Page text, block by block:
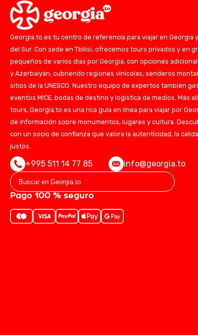
Georgia.to es tu centro de referencia para viajar en Georgia
del Sur. Con sede en Tbilisi, ofrecemos tours privados y en
pequeños de varios días por Georgia, con opciones
y Azerbaiyán, cubriendo regiones vinícolas, senderos
sitios de la UNESCO. Nuestro equipo de expertos también
eventos MICE, bodas de destino y logística de medios. Más
tours, Georgia.to es una rica guía en línea para viajar por
de información sobre monumentos, lugares y cultura.
con un socio de confianza que valora la autenticidad, la
justos.
+995 511 14 77 85 info@georgia.to
Pago 100 % seguro